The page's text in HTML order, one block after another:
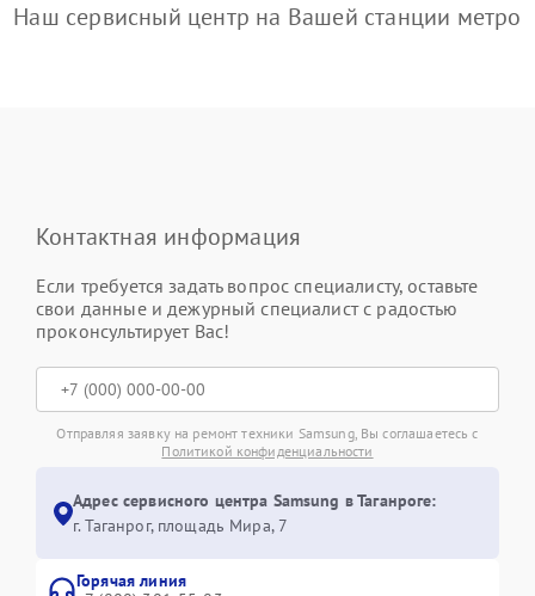
Наш сервисный центр на Вашей станции метро
Контактная информация
Если требуется задать вопрос специалисту, оставьте
свои данные и дежурный специалист с радостью
проконсультирует Вас!
Отправляя заявку на ремонт техники Samsung, Вы соглашаетесь с
Политикой конфиденциальности
Адрес сервисного центра Samsung в Таганроге:
г. Таганрог, площадь Мира, 7
Горячая линия